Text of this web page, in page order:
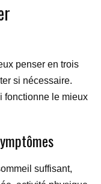
penser en trois
si nécessaire.
fonctionne le mieux
suffisant,